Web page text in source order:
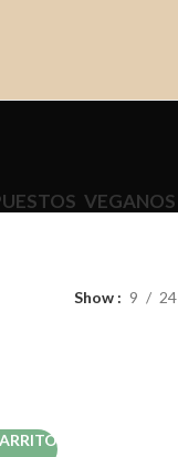
VEGANOS
Show 9 24